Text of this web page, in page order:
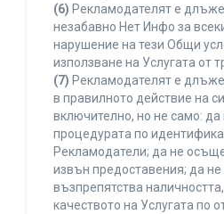
(6) Рекламодателят е
незабавно Нет Инфо за
нарушение на тези Общи
използване на Услугата от
(7) Рекламодателят е
в правилното действие на
включително, но не само: да
процедурата по
Рекламодатели; да не
извън предоставения; да
възпрепятства
качеството на Услугата по